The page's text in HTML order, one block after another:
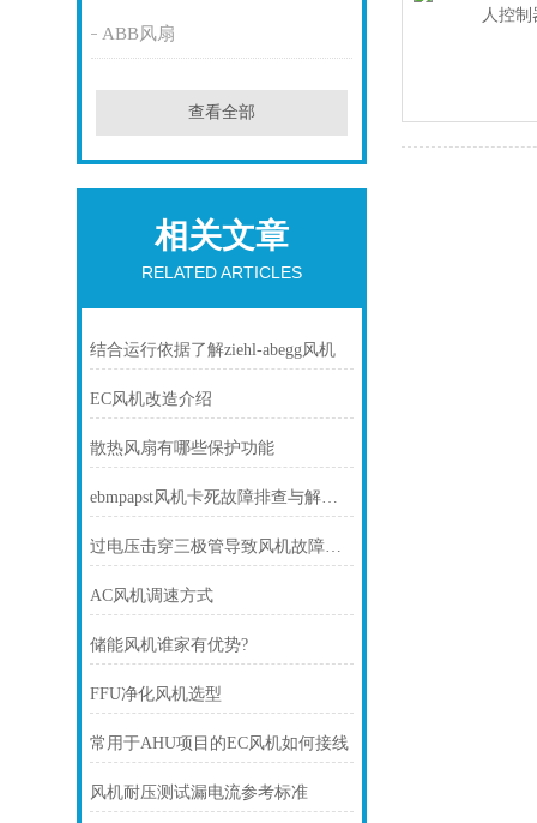
ABB风扇
查看全部
相关文章
RELATED ARTICLES
结合运行依据了解ziehl-abegg风机
EC风机改造介绍
散热风扇有哪些保护功能
ebmpapst风机卡死故障排查与解决方法
过电压击穿三极管导致风机故障解析
AC风机调速方式
储能风机谁家有优势?
FFU净化风机选型
常用于AHU项目的EC风机如何接线
风机耐压测试漏电流参考标准